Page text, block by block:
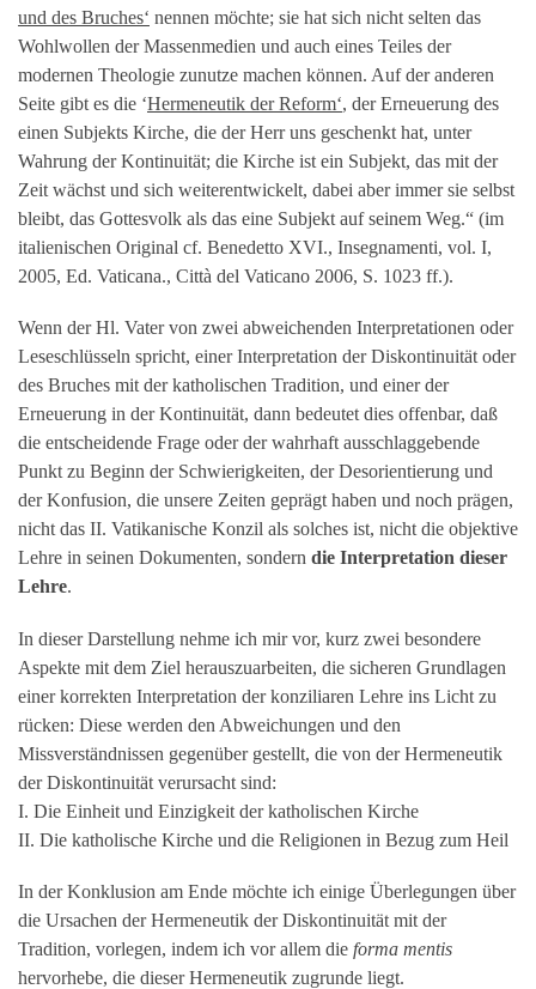
und des Bruches‘ nennen möchte; sie hat sich nicht selten das
Wohlwollen der Massenmedien und auch eines Teiles der
modernen Theologie zunutze machen können. Auf der anderen
Seite gibt es die ‘Hermeneutik der Reform‘, der Erneuerung des
einen Subjekts Kirche, die der Herr uns geschenkt hat, unter
Wahrung der Kontinuität; die Kirche ist ein Subjekt, das mit der
Zeit wächst und sich weiterentwickelt, dabei aber immer sie selbst
bleibt, das Gottesvolk als das eine Subjekt auf seinem Weg.“ (im
italienischen Original cf. Benedetto XVI., Insegnamenti, vol. I,
2005, Ed. Vaticana., Città del Vaticano 2006, S. 1023 ff.).
Wenn der Hl. Vater von zwei abweichenden Interpretationen oder
Leseschlüsseln spricht, einer Interpretation der Diskontinuität oder
des Bruches mit der katholischen Tradition, und einer der
Erneuerung in der Kontinuität, dann bedeutet dies offenbar, daß
die entscheidende Frage oder der wahrhaft ausschlaggebende
Punkt zu Beginn der Schwierigkeiten, der Desorientierung und
der Konfusion, die unsere Zeiten geprägt haben und noch prägen,
nicht das II. Vatikanische Konzil als solches ist, nicht die objektive
Lehre in seinen Dokumenten, sondern die Interpretation dieser
Lehre.
In dieser Darstellung nehme ich mir vor, kurz zwei besondere
Aspekte mit dem Ziel herauszuarbeiten, die sicheren Grundlagen
einer korrekten Interpretation der konziliaren Lehre ins Licht zu
rücken: Diese werden den Abweichungen und den
Missverständnissen gegenüber gestellt, die von der Hermeneutik
der Diskontinuität verursacht sind:
I. Die Einheit und Einzigkeit der katholischen Kirche
II. Die katholische Kirche und die Religionen in Bezug zum Heil
In der Konklusion am Ende möchte ich einige Überlegungen über
die Ursachen der Hermeneutik der Diskontinuität mit der
Tradition, vorlegen, indem ich vor allem die forma mentis
hervorhebe, die dieser Hermeneutik zugrunde liegt.